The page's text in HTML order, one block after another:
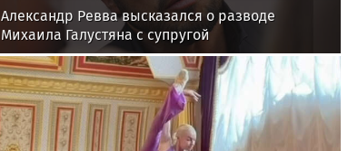
Александр Ревва высказался о разводе
Михаила Галустяна с супругой